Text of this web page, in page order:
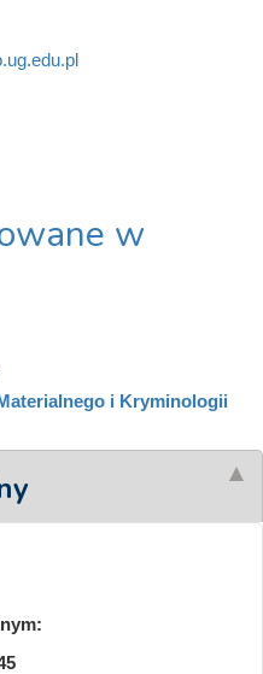
w
i Kryminologii